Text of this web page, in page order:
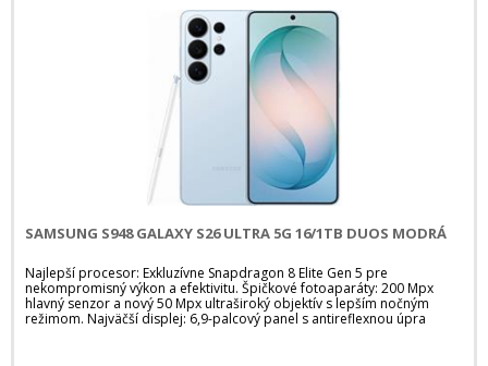
SAMSUNG S948 GALAXY S26 ULTRA 5G 16/1TB DUOS MODRÁ
Najlepší procesor: Exkluzívne Snapdragon 8 Elite Gen 5 pre
nekompromisný výkon a efektivitu. Špičkové fotoaparáty: 200 Mpx
hlavný senzor a nový 50 Mpx ultraširoký objektív s lepším nočným
režimom. Najväčší displej: 6,9-palcový panel s antireflexnou úpra